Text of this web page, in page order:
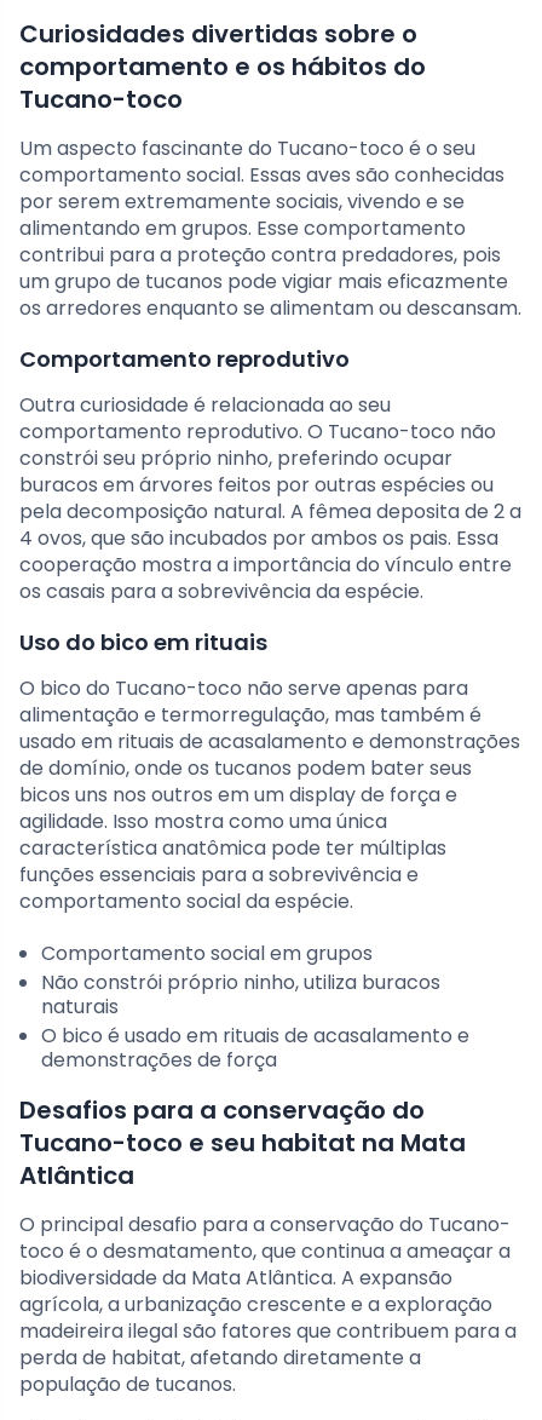
Curiosidades divertidas sobre o
comportamento e os hábitos do
Tucano-toco
Um aspecto fascinante do Tucano-toco é o seu
comportamento social. Essas aves são conhecidas
por serem extremamente sociais, vivendo e se
alimentando em grupos. Esse comportamento
contribui para a proteção contra predadores, pois
um grupo de tucanos pode vigiar mais eficazmente
os arredores enquanto se alimentam ou descansam.
Comportamento reprodutivo
Outra curiosidade é relacionada ao seu
comportamento reprodutivo. O Tucano-toco não
constrói seu próprio ninho, preferindo ocupar
buracos em árvores feitos por outras espécies ou
pela decomposição natural. A fêmea deposita de 2 a
4 ovos, que são incubados por ambos os pais. Essa
cooperação mostra a importância do vínculo entre
os casais para a sobrevivência da espécie.
Uso do bico em rituais
O bico do Tucano-toco não serve apenas para
alimentação e termorregulação, mas também é
usado em rituais de acasalamento e demonstrações
de domínio, onde os tucanos podem bater seus
bicos uns nos outros em um display de força e
agilidade. Isso mostra como uma única
característica anatômica pode ter múltiplas
funções essenciais para a sobrevivência e
comportamento social da espécie.
Comportamento social em grupos
Não constrói próprio ninho, utiliza buracos
naturais
O bico é usado em rituais de acasalamento e
demonstrações de força
Desafios para a conservação do
Tucano-toco e seu habitat na Mata
Atlântica
O principal desafio para a conservação do Tucano-
toco é o desmatamento, que continua a ameaçar a
biodiversidade da Mata Atlântica. A expansão
agrícola, a urbanização crescente e a exploração
madeireira ilegal são fatores que contribuem para a
perda de habitat, afetando diretamente a
população de tucanos.